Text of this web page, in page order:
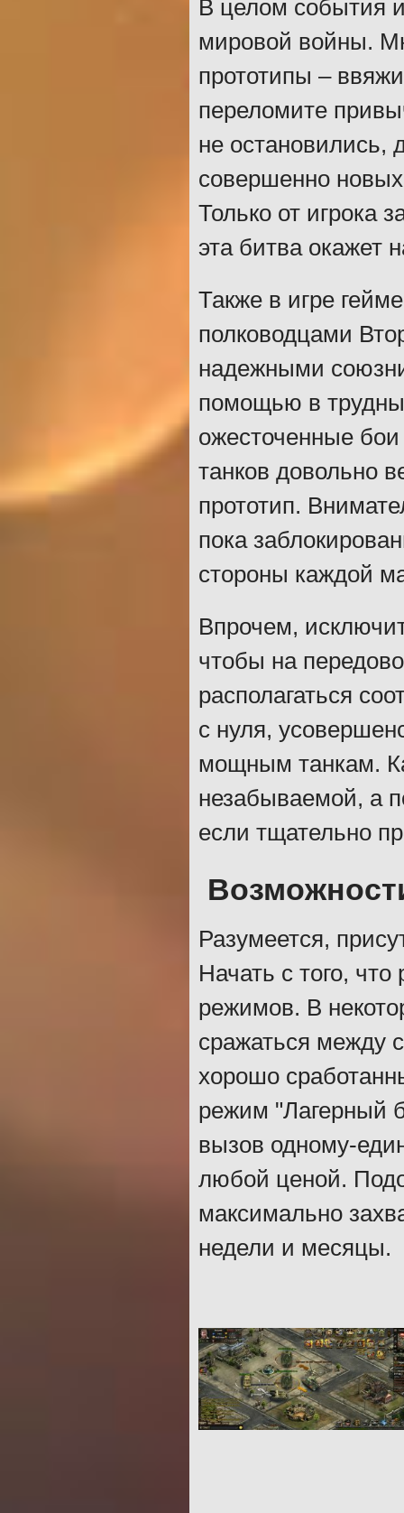
В целом события
мировой войны.
прототипы –
переломите
не остановились,
совершенно
Только от игрока
эта битва окажет
Также в игре
полководцами
надежными
помощью в
ожесточенные
танков довольно
прототип.
пока
стороны каждой
Впрочем,
чтобы на
располагаться
с нуля,
мощным танкам.
незабываемой, а
если тщательно
Разумеется,
Начать с того,
режимов. В
сражаться между
хорошо
режим "Лагерный
вызов одному-
любой ценой.
максимально
недели и месяцы.